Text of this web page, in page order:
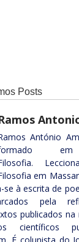
Posts
António
em
se à escrita de
pela
publicados na
científicos